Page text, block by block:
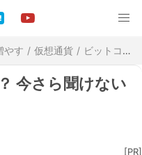
やす 仮想通貨 ビットコインってなに？ 今さら聞けない仮想通貨の基礎の基礎
今さら聞けない
[PR]